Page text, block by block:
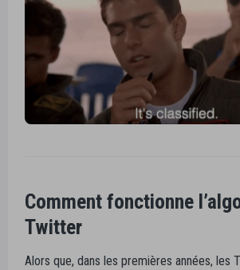
Comment fonctionne
Twitter
Alors que, dans les premières années, les